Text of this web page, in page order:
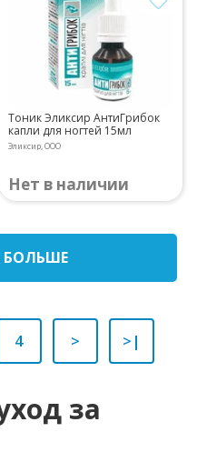
Тоник Эликсир АнтиГрибок
капли для ногтей 15мл
Эликсир, ООО
Нет в наличии
БОЛЬШЕ
4 > >|
за